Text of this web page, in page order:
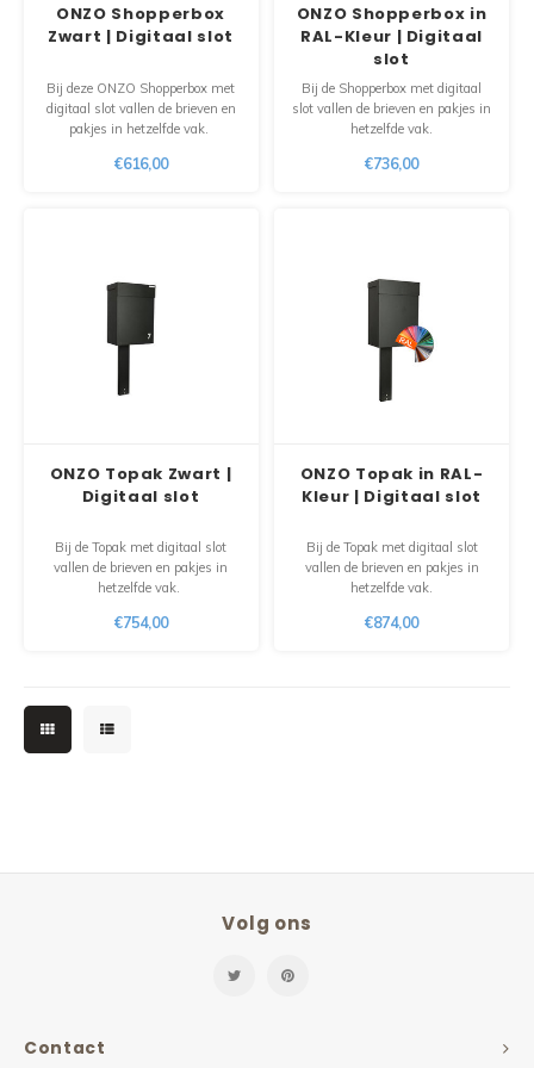
Andere pakjesbrievenbussen
ONZO Shopperbox
Zwart | Digitaal slot
Bij deze ONZO Shopperbox met
digitaal slot vallen de brieven en
pakjes in hetzelfde vak.
€616,00
ONZO Shopperbox in
RAL-Kleur | Digitaal
slot
Bij de Shopperbox met digitaal
slot vallen de brieven en pakjes in
hetzelfde vak.
€736,00
ONZO Topak Zwart |
Digitaal slot
Bij de Topak met digitaal slot
vallen de brieven en pakjes in
hetzelfde vak.
€754,00
ONZO Topak in RAL-
Kleur | Digitaal slot
Bij de Topak met digitaal slot
vallen de brieven en pakjes in
hetzelfde vak.
€874,00
Contact
Volg ons